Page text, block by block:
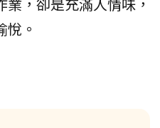
，卻是充滿人情味，
。